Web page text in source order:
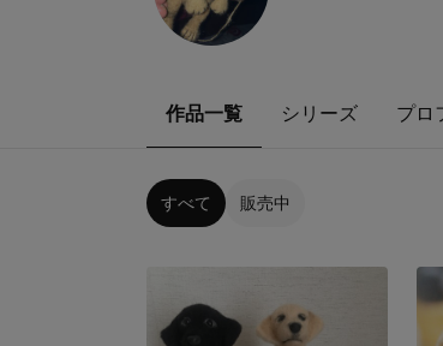
作品一覧 シリーズ プロ
すべて 販売中